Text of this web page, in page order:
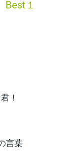
１
！
言葉